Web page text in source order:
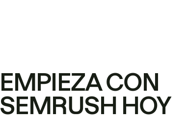
EMPIEZA CON
SEMRUSH HOY